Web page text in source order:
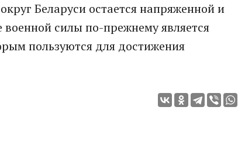
Беларуси остается напряженной и
военной силы по-прежнему является
пользуются для достижения